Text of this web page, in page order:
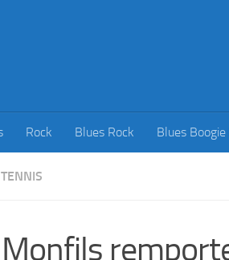
Rock Blues Rock Blues Boogie
TENNIS